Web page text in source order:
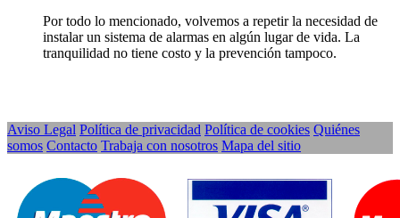
Por todo lo mencionado, volvemos a repetir la necesidad de
instalar un sistema de alarmas en algún lugar de vida. La
tranquilidad no tiene costo y la prevención tampoco.
Aviso Legal Política de privacidad Política de cookies Quiénes
somos Contacto Trabaja con nosotros Mapa del sitio